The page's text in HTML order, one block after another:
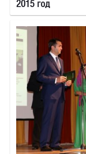
2015 год